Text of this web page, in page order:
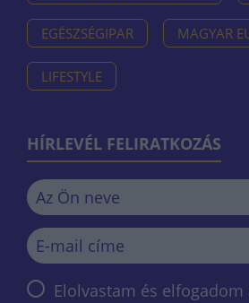
EGÉSZSÉGIPAR MAGYAR
LIFESTYLE
HÍRLEVÉL FELIRATKOZÁS
Elolvastam és elfogadom